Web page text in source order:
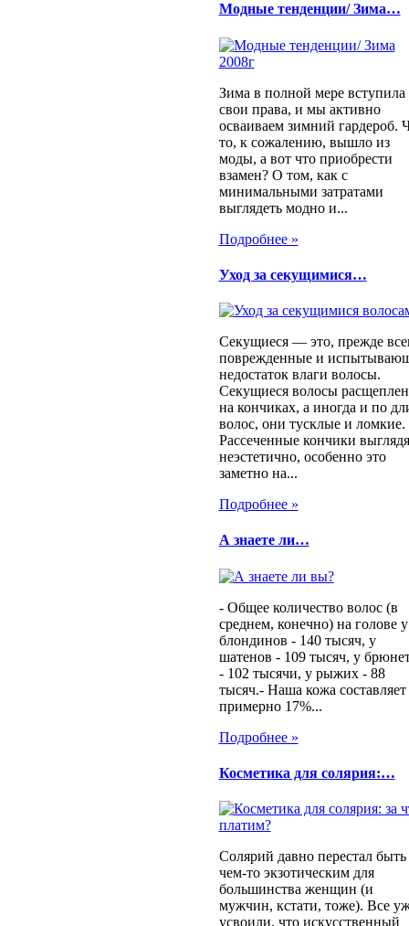
Модные тенденции/ Зима…
Зима в полной мере вступила
свои права, и мы активно
осваиваем зимний гардероб.
то, к сожалению, вышло из
моды, а вот что приобрести
взамен? О том, как с
минимальными затратами
выглядеть модно и...
Подробнее »
Уход за секущимися…
Секущиеся — это, прежде
поврежденные и
недостаток влаги волосы.
Секущиеся волосы
на кончиках, а иногда и по
волос, они тусклые и ломкие.
Рассеченные кончики
неэстетично, особенно это
заметно на...
Подробнее »
А знаете ли…
- Общее количество волос (в
среднем, конечно) на голове у
блондинов - 140 тысяч, у
шатенов - 109 тысяч, у
- 102 тысячи, у рыжих - 88
тысяч.- Наша кожа составляет
примерно 17%...
Подробнее »
Косметика для солярия:…
Солярий давно перестал быть
чем-то экзотическим для
большинства женщин (и
мужчин, кстати, тоже). Все
усвоили, что искусственный